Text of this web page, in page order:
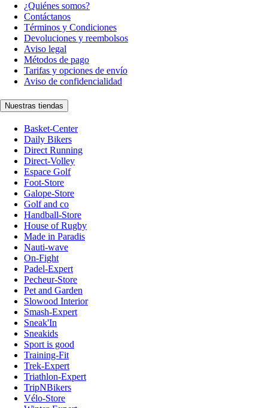
¿Quiénes somos?
Contáctanos
Términos y Condiciones
Devoluciones y reembolsos
Aviso legal
Métodos de pago
Tarifas y opciones de envío
Aviso de confidencialidad
Nuestras tiendas
Basket-Center
Daily Bikers
Direct Running
Direct-Volley
Espace Golf
Foot-Store
Galope-Store
Golf and co
Handball-Store
House of Rugby
Made in Paradis
Nauti-wave
On-Fight
Padel-Expert
Pecheur-Store
Pet and Garden
Slowood Interior
Smash-Expert
Sneak'In
Sneakids
Sport is good
Training-Fit
Trek-Expert
Triathlon-Expert
TripNBikers
Vélo-Store